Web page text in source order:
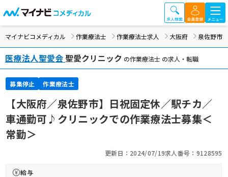
マイナビコメディカル 作業療法士 作業療法士求人 大阪府 泉佐野市
医療法人聖愛会聖愛クリニック の作業療法士 の求人・転職
募集停止 作業療法士
【大阪府／泉佐野市】日祝固定休／駅チカ／
車通勤可♪クリニックでの作業療法士募集＜
常勤＞
更新日：2024/07/19求人番号：9128595
給与